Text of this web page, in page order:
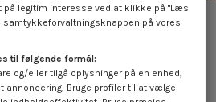
enheder og mængder
glidende pris
på legitim interesse ved at klikke på "Læs
på vores
til følgende formål:
og/eller tilgå oplysninger på en enhed,
annoncering, Bruge profiler til at vælge